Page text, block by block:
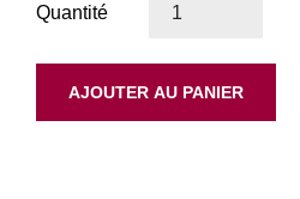
Quantité
AJOUTER AU PANIER